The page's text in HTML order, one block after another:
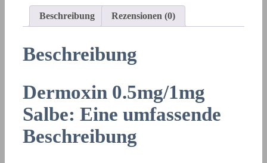
Beschreibung Rezensionen (0)
Beschreibung
Dermoxin 0.5mg/1mg
Salbe: Eine umfassende
Beschreibung